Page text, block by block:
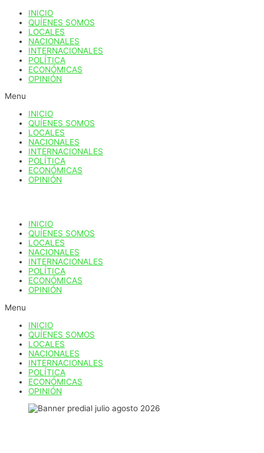
contenido
INICIO
QUÍENES SOMOS
LOCALES
NACIONALES
INTERNACIONALES
POLÍTICA
ECONÓMICAS
OPINIÓN
Menu
INICIO
QUÍENES SOMOS
LOCALES
NACIONALES
INTERNACIONALES
POLÍTICA
ECONÓMICAS
OPINIÓN
INICIO
QUÍENES SOMOS
LOCALES
NACIONALES
INTERNACIONALES
POLÍTICA
ECONÓMICAS
OPINIÓN
Menu
INICIO
QUÍENES SOMOS
LOCALES
NACIONALES
INTERNACIONALES
POLÍTICA
ECONÓMICAS
OPINIÓN